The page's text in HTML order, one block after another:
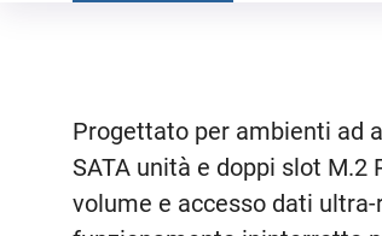
Progettato per ambienti ad
SATA unità e doppi slot M.2
volume e accesso dati